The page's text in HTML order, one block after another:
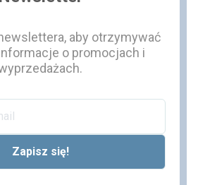
aby otrzymywać
o promocjach i